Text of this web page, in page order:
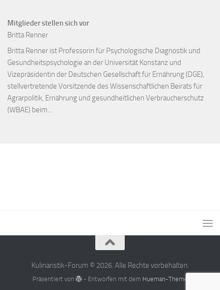
Mitglieder stellen sich vor
Britta Renner
Britta Renner ist Professorin für Psychologische Diagnostik und
Gesundheitspsychologie an der Universität Konstanz und
Vizepräsidentin der Deutschen Gesellschaft für Ernährung (DGE),
stellvertretende Vorsitzende des Wissenschaftlichen Beirats für
Agrarpolitik, Ernährung und gesundheitlichen Verbraucherschutz
(WBAE) beim...
Kulinaristik-Forum © 2026. Alle Rechte vorbehalten.
Präsentiert von - Entworfen mit dem Hueman-Theme